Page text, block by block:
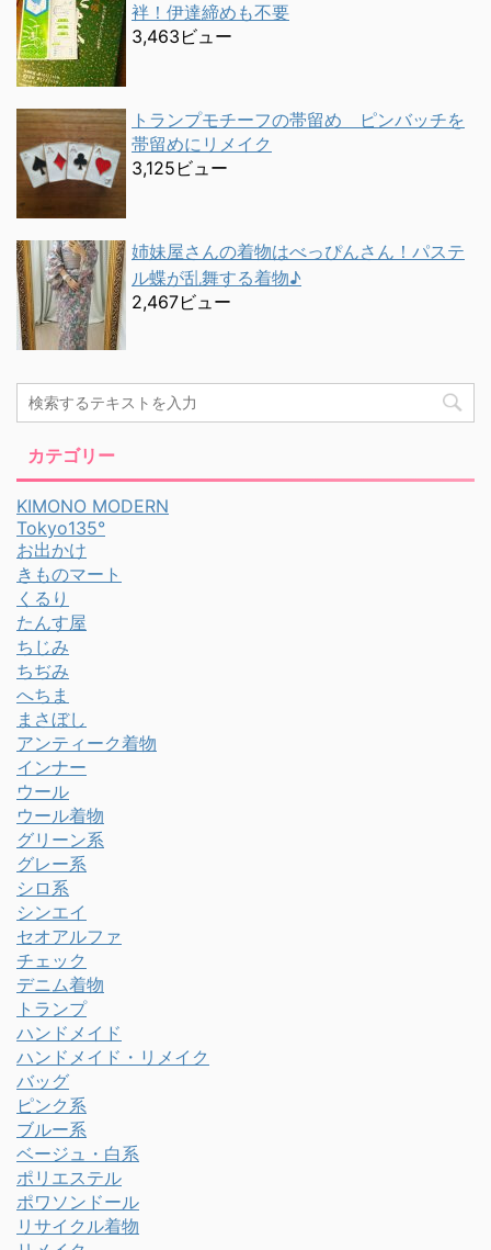
袢！伊達締めも不要
3,463ビュー
トランプモチーフの帯留め ピンバッチを
帯留めにリメイク
3,125ビュー
姉妹屋さんの着物はべっぴんさん！パステ
ル蝶が乱舞する着物♪
2,467ビュー
カテゴリー
KIMONO MODERN
Tokyo135°
お出かけ
きものマート
くるり
たんす屋
ちじみ
ちぢみ
へちま
まさぼし
アンティーク着物
インナー
ウール
ウール着物
グリーン系
グレー系
シロ系
シンエイ
セオアルファ
チェック
デニム着物
トランプ
ハンドメイド
ハンドメイド・リメイク
バッグ
ピンク系
ブルー系
ベージュ・白系
ポリエステル
ポワソンドール
リサイクル着物